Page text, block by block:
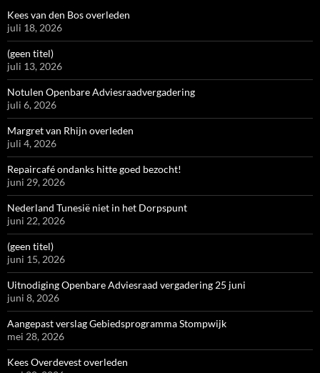
Kees van den Bos overleden
juli 18, 2026
(geen titel)
juli 13, 2026
Notulen Openbare Adviesraadvergadering
juli 6, 2026
Margret van Rhijn overleden
juli 4, 2026
Repaircafé ondanks hitte goed bezocht!
juni 29, 2026
Nederland Tunesië niet in het Dorpspunt
juni 22, 2026
(geen titel)
juni 15, 2026
Uitnodiging Openbare Adviesraad vergadering 25 juni
juni 8, 2026
Aangepast verslag Gebiedsprogramma Stompwijk
mei 28, 2026
Kees Overdevest overleden